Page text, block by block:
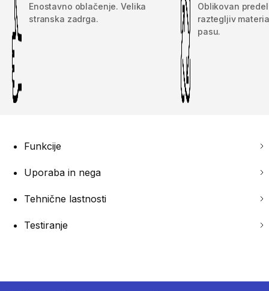
Enostavno oblačenje. Velika
stranska zadrga.
Oblikovan
raztegljiv
pasu.
Funkcije
Uporaba in nega
Tehnične lastnosti
Testiranje